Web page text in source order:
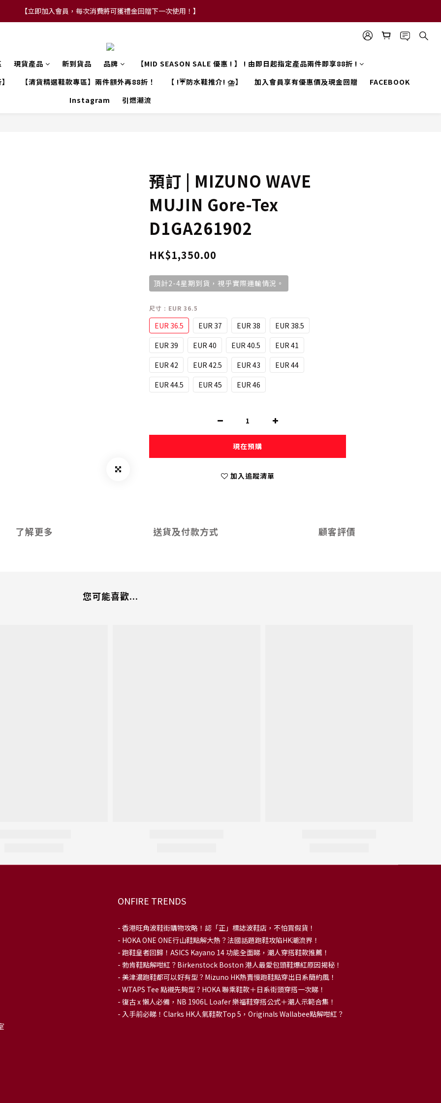
【FLASH SALE 兩件指定現貨產品即享88折】
【立即加入會員，每次消費將可獲禮金回贈下一次使用！】
現貨產品 新到貨品 品牌
【MID SEASON SALE 優惠 ! 】 ! 由即日起指定產品兩件即享88折 !
【清貨精選鞋款專區】兩件額外再88折！ 【 !☔防水鞋推介! ⛈️】 加入會員享有優惠價及現金回贈
FACEBOOK
Instagram
引燃潮流
預訂 | MIZUNO WAVE
MUJIN Gore-Tex
D1GA261902
HK$1,350.00
頂計2-4星期到貨，視乎實際運輸情況。
尺寸 : EUR 36.5
EUR 36.5 EUR 37 EUR 38
EUR 38.5
EUR 39
EUR 40 EUR 40.5
EUR 41
EUR 42
EUR 42.5 EUR 43
EUR 44
EUR 44.5
EUR 45 EUR 46
現在預購
加入追蹤清單
了解更多 送貨及付款方式 顧客評價
您可能喜歡...
ONFIRE TRENDS
- 香港旺角波鞋街購物攻略！認「正」標誌波鞋店，不怕買假貨！
- HOKA ONE ONE行山鞋點解大熱？法國話題跑鞋攻陷HK潮流界！
- 跑鞋皇者回歸！ASICS Kayano 14 功能全面睇，潮人穿搭鞋款推薦！
- 勃肯鞋點解咁紅？Birkenstock Boston 港人最愛包頭鞋爆紅原因揭秘！
- 美津濃跑鞋都可以好有型？Mizuno HK熱賣慢跑鞋點穿出日系簡約風！
- WTAPS Tee 點襯先夠型？HOKA 聯乘鞋款＋日系街頭穿搭一次睇！
- 復古 x 懶人必備，NB 1906L Loafer 樂福鞋穿搭公式＋潮人示範合集！
- 入手前必睇！Clarks HK人氣鞋款Top 5，Originals Wallabee點解咁紅？